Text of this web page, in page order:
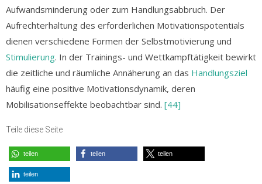
Aufwandsminderung oder zum Handlungsabbruch. Der
Aufrechterhaltung des erforderlichen Motivationspotentials
dienen verschiedene Formen der Selbstmotivierung und
Stimulierung. In der Trainings- und Wettkampftätigkeit bewirkt
die zeitliche und räumliche Annäherung an das Handlungsziel
häufig eine positive Motivationsdynamik, deren
Mobilisationseffekte beobachtbar sind. [44]
Teile diese Seite
teilen teilen teilen
teilen